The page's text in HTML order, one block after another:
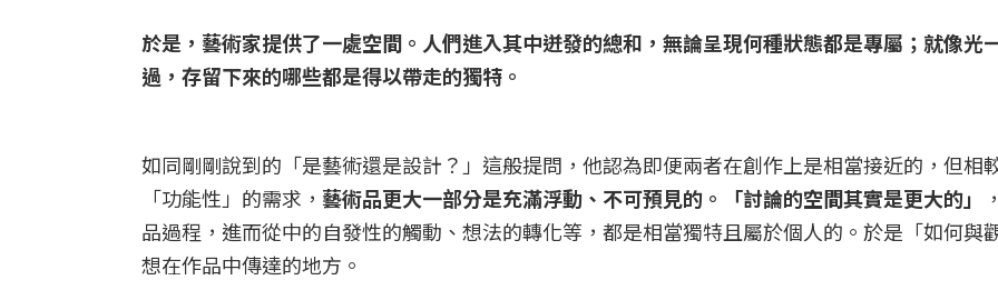
於是，藝術家提供了一處空間。人們進入其中迸發的總和，無論呈現何種狀態都是專屬；就像光
過，存留下來的哪些都是得以帶走的獨特。
如同剛剛說到的「是藝術還是設計？」這般提問，他認為即便兩者在創作上是相當接近的，但相
「功能性」的需求， 藝術品更大一部分是充滿浮動、不可預見的。「討論的空間其實是更大的」
品過程，進而從中的自發性的觸動、想法的轉化等，都是相當獨特且屬於個人的。於是「如何與
想在作品中傳達的地方。